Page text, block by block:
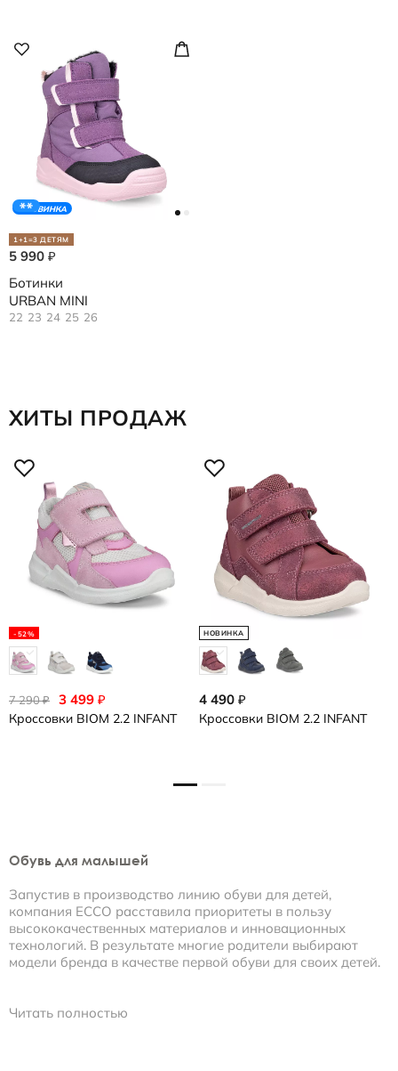
НОВИНКА
1+1=3 ДЕТЯМ
5 990 ₽
Ботинки
URBAN MINI
22 23 24 25 26
ХИТЫ ПРОДАЖ
-52%
3 499 ₽
7 290₽
Кроссовки BIOM 2.2 INFANT
НОВИНКА
4 490 ₽
Кроссовки BIOM 2.2 INFANT
Обувь для малышей
Запустив в производство линию обуви для детей,
компания ECCO расставила приоритеты в пользу
высококачественных материалов и инновационных
технологий. В результате многие родители выбирают
модели бренда в качестве первой обуви для своих детей.
представлены комфортные, легкие, практичные ботинки и
Читать полностью